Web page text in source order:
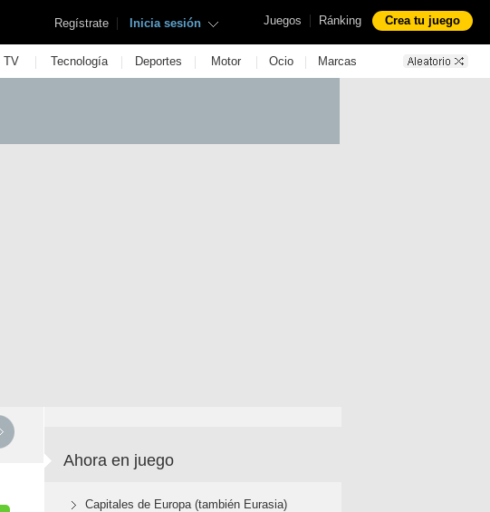
Juegos | Ránking Crea tu juego
Regístrate | Inicia sesión
TV | Tecnología | Deportes | Motor | Ocio | Marcas
Ahora en juego
Capitales de Europa (también Eurasia)